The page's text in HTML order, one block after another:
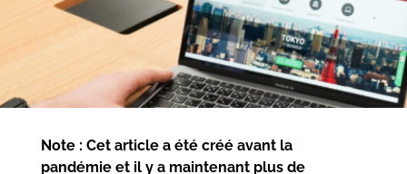
Note : Cet article a été créé avant la
pandémie et il y a maintenant plus de